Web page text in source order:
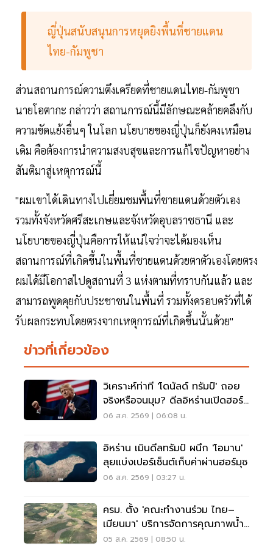
ญี่ปุ่นสนับสนุนการหยุดยิงพื้นที่ชายแดน
ไทย-กัมพูชา
ส่วนสถานการณ์ความตึงเครียดที่ชายแดนไทย-กัมพูชา
นายโอตากะ กล่าวว่า สถานการณ์นี้มีลักษณะคล้ายคลึงกับ
ความขัดแย้งอื่นๆ ในโลก นโยบายของญี่ปุ่นก็ยังคงเหมือน
เดิม คือต้องการนำความสงบสุขและการแก้ไขปัญหาอย่าง
สันติมาสู่เหตุการณ์นี้
"ผมเขาได้เดินทางไปเยี่ยมชมพื้นที่ชายแดนด้วยตัวเอง
รวมทั้งจังหวัดศรีสะเกษและจังหวัดอุบลราชธานี และ
นโยบายของญี่ปุ่นคือการให้แน่ใจว่าจะได้มองเห็น
สถานการณ์ที่เกิดขึ้นในพื้นที่ชายแดนด้วยตาตัวเองโดยตรง
ผมได้มีโอกาสไปดูสถานที่ 3 แห่งตามที่ทราบกันแล้ว และ
สามารถพูดคุยกับประชาชนในพื้นที่ รวมทั้งครอบครัวที่ได้
รับผลกระทบโดยตรงจากเหตุการณ์ที่เกิดขึ้นนั้นด้วย"
ข่าวที่เกี่ยวข้อง
วิเคราะห์ท่าที 'โดนัลด์ ทรัมป์' ถอย
จริงหรือจนมุม? ดีลอิหร่านเปิดฮอร์
มุซ
06 ส.ค. 2569 | 06:08 น.
อิหร่าน เมินดีลทรัมป์ ผนึก 'โอมาน'
ลุยแบ่งเปอร์เซ็นต์เก็บค่าผ่านฮอร์มุซ
06 ส.ค. 2569 | 03:27 น.
ครม. ตั้ง 'คณะทำงานร่วม ไทย–
เมียนมา' บริการจัดการคุณภาพน้ำ
ข้ามแดน
05 ส.ค. 2569 | 08:50 น.